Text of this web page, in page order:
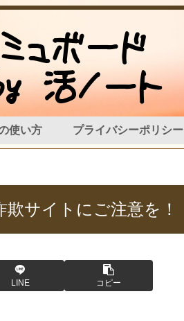
使い方 プライバシーポリシー
サイトにご注意を！
LINE コピー